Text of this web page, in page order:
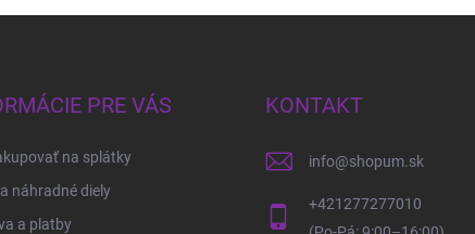
PRE VÁS
na splátky
náhradné diely
a platby
KONTAKT
info@shopum.sk
+421277277010